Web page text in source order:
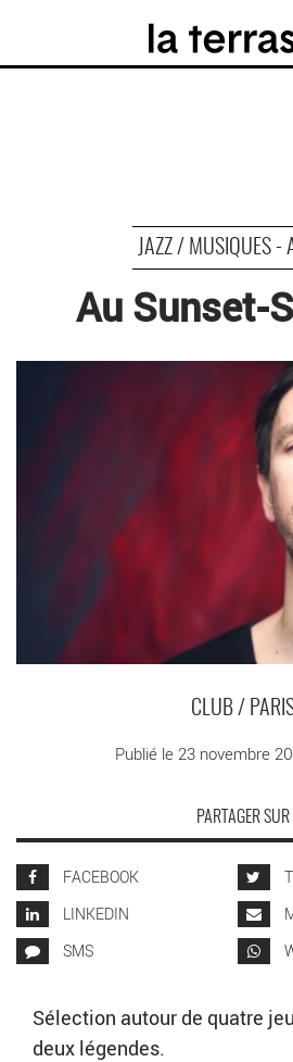
JAZZ / MUSIQUES -
Au Sunset-
CLUB /
Publié le 23 novembre
PARTAGER SUR
FACEBOOK
LINKEDIN
SMS
Sélection autour de quatre
deux légendes.